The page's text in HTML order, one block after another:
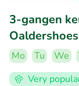
3-gangen
Oaldershoes
Mo Tu We
Very